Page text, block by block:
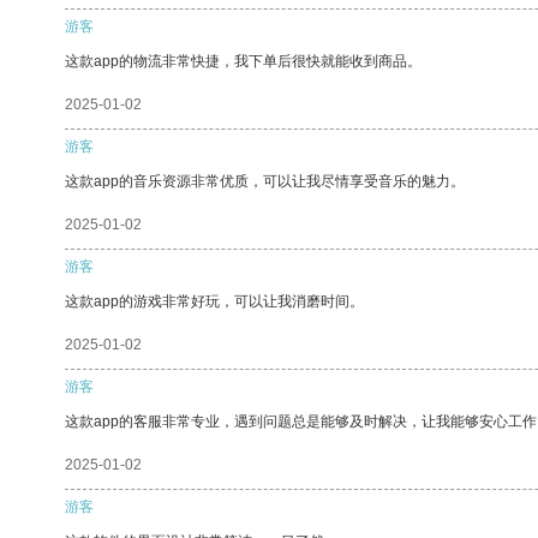
游客
这款app的物流非常快捷，我下单后很快就能收到商品。
2025-01-02
游客
这款app的音乐资源非常优质，可以让我尽情享受音乐的魅力。
2025-01-02
游客
这款app的游戏非常好玩，可以让我消磨时间。
2025-01-02
游客
这款app的客服非常专业，遇到问题总是能够及时解决，让我能够安心工
2025-01-02
游客